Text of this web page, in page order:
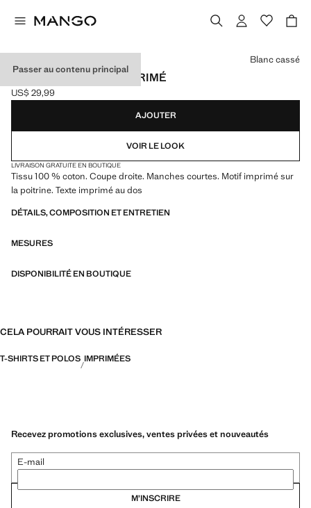
Passer au contenu principal
T-SHIRT EN COTON IMPRIMÉ
Prix actuel [US$ 29,99 ]
US$ 29,99
Choisissez une couleur
Blanc cassé
AJOUTER
VOIR LE LOOK
LIVRAISON GRATUITE EN BOUTIQUE
Tissu 100 % coton. Coupe droite. Manches courtes. Motif imprimé sur
la poitrine. Texte imprimé au dos
DÉTAILS, COMPOSITION ET ENTRETIEN
MESURES
DISPONIBILITÉ EN BOUTIQUE
CELA POURRAIT VOUS INTÉRESSER
T-SHIRTS ET POLOS IMPRIMÉES
Recevez promotions exclusives, ventes privées et nouveautés
E-mail
M’INSCRIRE